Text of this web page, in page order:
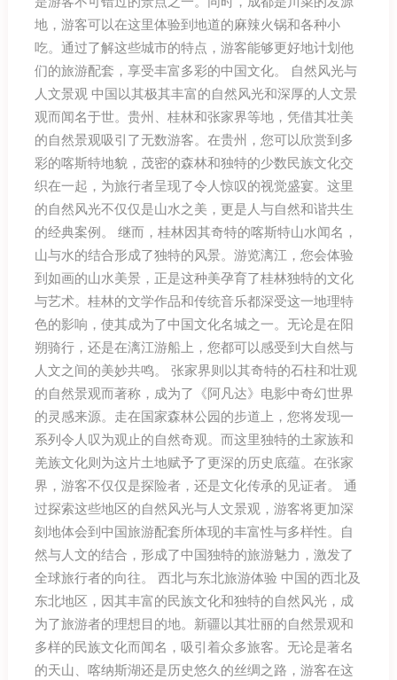
地，游客可以在这里体验到地道的麻辣火锅和各种小
吃。通过了解这些城市的特点，游客能够更好地计划他
们的旅游配套，享受丰富多彩的中国文化。 自然风光与
人文景观 中国以其极其丰富的自然风光和深厚的人文景
观而闻名于世。贵州、桂林和张家界等地，凭借其壮美
的自然景观吸引了无数游客。在贵州，您可以欣赏到多
彩的喀斯特地貌，茂密的森林和独特的少数民族文化交
织在一起，为旅行者呈现了令人惊叹的视觉盛宴。这里
的自然风光不仅仅是山水之美，更是人与自然和谐共生
的经典案例。 继而，桂林因其奇特的喀斯特山水闻名，
山与水的结合形成了独特的风景。游览漓江，您会体验
到如画的山水美景，正是这种美孕育了桂林独特的文化
与艺术。桂林的文学作品和传统音乐都深受这一地理特
色的影响，使其成为了中国文化名城之一。无论是在阳
朔骑行，还是在漓江游船上，您都可以感受到大自然与
人文之间的美妙共鸣。 张家界则以其奇特的石柱和壮观
的自然景观而著称，成为了《阿凡达》电影中奇幻世界
的灵感来源。走在国家森林公园的步道上，您将发现一
系列令人叹为观止的自然奇观。而这里独特的土家族和
羌族文化则为这片土地赋予了更深的历史底蕴。在张家
界，游客不仅仅是探险者，还是文化传承的见证者。 通
过探索这些地区的自然风光与人文景观，游客将更加深
刻地体会到中国旅游配套所体现的丰富性与多样性。自
然与人文的结合，形成了中国独特的旅游魅力，激发了
全球旅行者的向往。 西北与东北旅游体验 中国的西北及
东北地区，因其丰富的民族文化和独特的自然风光，成
为了旅游者的理想目的地。新疆以其壮丽的自然景观和
多样的民族文化而闻名，吸引着众多旅客。无论是著名
的天山、喀纳斯湖还是历史悠久的丝绸之路，游客在这